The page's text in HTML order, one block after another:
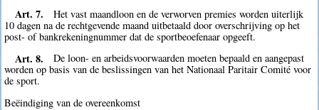
Art. 7.
Het vast maandloon en de verworven premies worden uiterlijk
10 dagen na de rechtgevende maand uitbetaald door overschrijving op het
post- of bankrekeningnummer dat de sportbeoefenaar opgeeft.
Art. 8.
De loon- en arbeidsvoorwaarden moeten bepaald en aangepast
worden op basis van de beslissingen van het Nationaal Paritair Comité voor
de sport.
Beëindiging van de overeenkomst